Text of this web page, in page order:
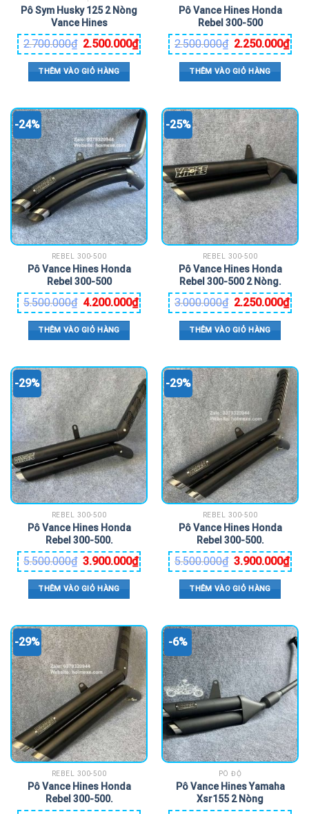
Pô Sym Husky 125 2 Nòng
Vance Hines
2.700.000₫ 2.500.000₫
THÊM VÀO GIỎ HÀNG
Pô Vance Hines Honda
Rebel 300-500
2.500.000₫ 2.250.000₫
THÊM VÀO GIỎ HÀNG
-24%
REBEL 300-500
Pô Vance Hines Honda
Rebel 300-500
5.500.000₫ 4.200.000₫
THÊM VÀO GIỎ HÀNG
-25%
REBEL 300-500
Pô Vance Hines Honda
Rebel 300-500 2 Nòng.
3.000.000₫ 2.250.000₫
THÊM VÀO GIỎ HÀNG
-29%
REBEL 300-500
Pô Vance Hines Honda
Rebel 300-500.
5.500.000₫ 3.900.000₫
THÊM VÀO GIỎ HÀNG
-29%
REBEL 300-500
Pô Vance Hines Honda
Rebel 300-500.
5.500.000₫ 3.900.000₫
THÊM VÀO GIỎ HÀNG
-29%
REBEL 300-500
Pô Vance Hines Honda
Rebel 300-500.
-6%
PÔ ĐỘ
Pô Vance Hines Yamaha
Xsr155 2 Nòng